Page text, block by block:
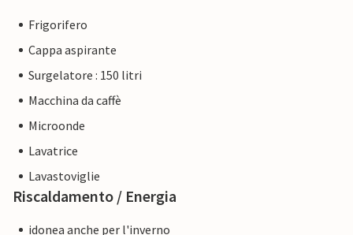
Frigorifero
Cappa aspirante
Surgelatore : 150 litri
Macchina da caffè
Microonde
Lavatrice
Lavastoviglie
Riscaldamento / Energia
idonea anche per l'inverno